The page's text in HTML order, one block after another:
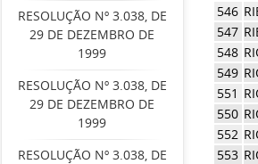
RESOLUÇÃO Nº 3.038, DE
29 DE DEZEMBRO DE
1999
RESOLUÇÃO Nº 3.038, DE
29 DE DEZEMBRO DE
1999
RESOLUÇÃO Nº 3.038, DE
546
547
548
549
551
550
552
553